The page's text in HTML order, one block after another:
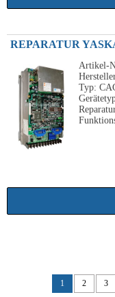
Artikel-
Typ:
1 2 3